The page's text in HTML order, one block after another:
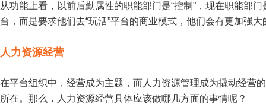
从功能上看，以前后勤属性的职能部门是“控制”，现在职能部
台，而是要求他们去“玩活”平台的商业模式，他们会有更加强大
人力资源经营
在平台组织中，经营成为主题，而人力资源管理成为撬动经营
所在。那么，人力资源经营具体应该做哪几方面的事情呢？